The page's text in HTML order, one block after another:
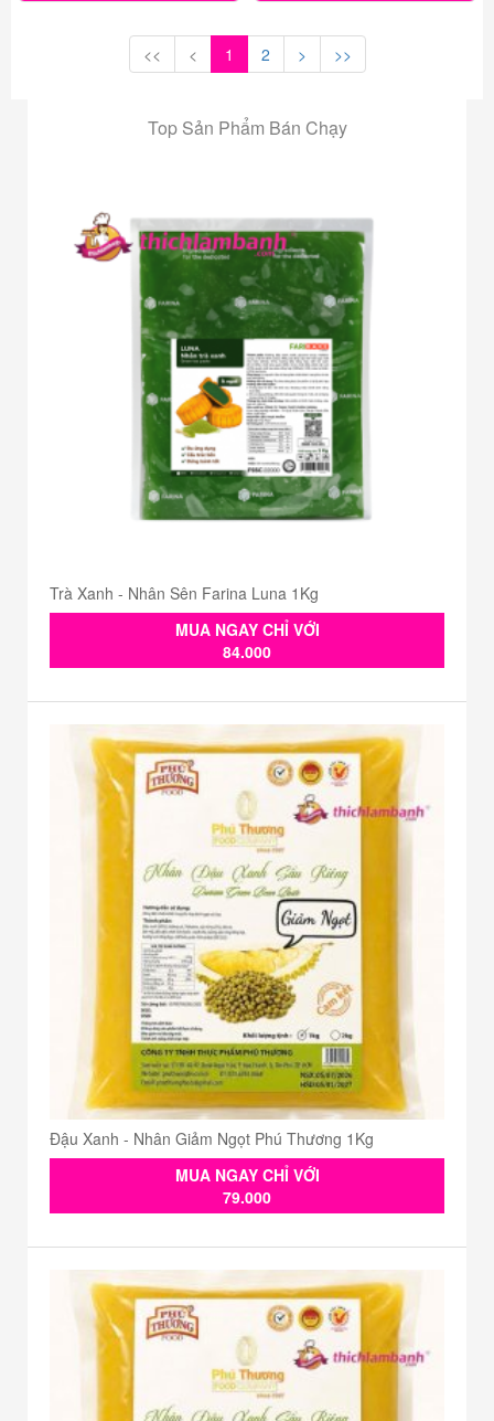
<< < 1 2 > >>
Top Sản Phẩm Bán Chạy
Trà Xanh - Nhân Sên Farina Luna 1Kg
MUA NGAY CHỈ VỚI
84.000
Đậu Xanh - Nhân Giảm Ngọt Phú Thương 1Kg
MUA NGAY CHỈ VỚI
79.000